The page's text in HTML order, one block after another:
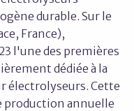
durable. Sur le
France),
l'une des premières
dédiée à la
électrolyseurs. Cette
production annuelle